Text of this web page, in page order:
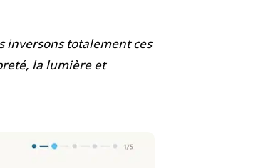
inversons totalement ces
la lumière et